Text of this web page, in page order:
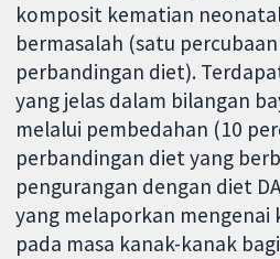
komposit kematian
bermasalah (satu
perbandingan diet).
yang jelas dalam bilangan
melalui pembedahan (10
perbandingan diet yang
pengurangan dengan diet
yang melaporkan mengenai
pada masa kanak-kanak